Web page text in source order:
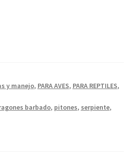
y manejo, PARA AVES, PARA REPTILES,
barbado, pitones, serpiente,